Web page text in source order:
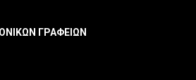
ΓΡΑΦΕΙΩΝ